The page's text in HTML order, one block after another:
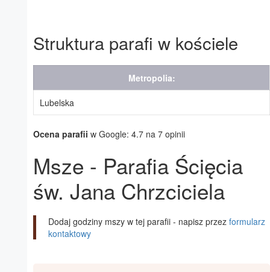
Struktura parafi w kościele
Metropolia:
Lubelska
Ocena parafii w Google: 4.7 na 7 opinii
Msze - Parafia Ścięcia
św. Jana Chrzciciela
Dodaj godziny mszy w tej parafii - napisz przez formularz
kontaktowy